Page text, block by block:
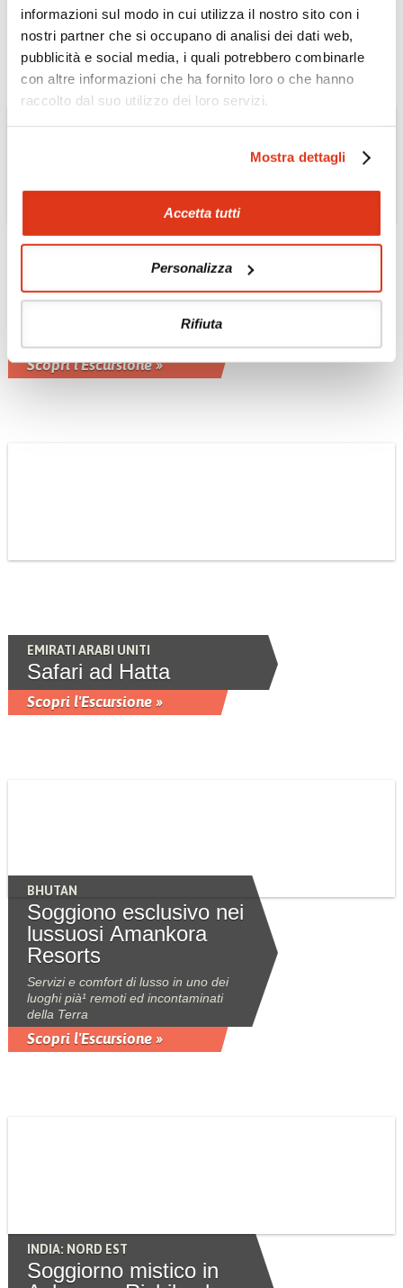
informazioni sul modo in cui utilizza il nostro sito con i
nostri partner che si occupano di analisi dei dati web,
pubblicità e social media, i quali potrebbero combinarle
con altre informazioni che ha fornito loro o che hanno
raccolto dal suo utilizzo dei loro servizi.
Mostra dettagli
Accetta tutti
Personalizza
Rifiuta
Scopri l'Escursione »
Rafting, bicicletta,
mountain bike, pesca e
snorkeling da Nha
Scopri l'Escursione »
EMIRATI ARABI UNITI
Safari ad Hatta
Scopri l'Escursione »
BHUTAN
Soggiono esclusivo nei
lussuosi Amankora
Resorts
Servizi e comfort di lusso in uno dei
luoghi pià¹ remoti ed incontaminati
della Terra
Scopri l'Escursione »
INDIA: NORD EST
Soggiorno mistico in